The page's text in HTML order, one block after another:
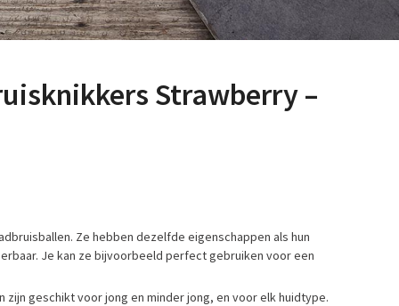
Strawberry –
Ze hebben dezelfde eigenschappen als hun
Je kan ze bijvoorbeeld perfect gebruiken voor een
zijn geschikt voor jong en minder jong, en voor elk huidtype.